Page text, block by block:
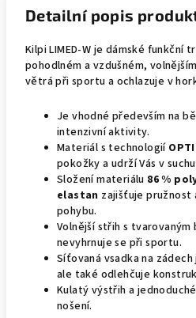
Detailní popis
Kilpi LIMED-W je dámské funkční
pohodlném a vzdušném,
větrá při sportu a ochlazuje v
Je vhodné především na
intenzivní aktivity.
Materiál s technologií
pokožky a udrží Vás v
Složení materiálu 86 %
elastan zajišťuje pružnost
pohybu.
Volnější střih s tvarovaným
nevyhrnuje se při sportu.
Síťovaná vsadka na
ale také odlehčuje
Kulatý výstřih a
nošení.